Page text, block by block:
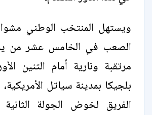
ويستهل المنتخب الوطني
الصعب في الخامس عشر من
مرتقبة ونارية أمام التنين
بلجيكا بمدينة سياتل
الفريق لخوض الجولة